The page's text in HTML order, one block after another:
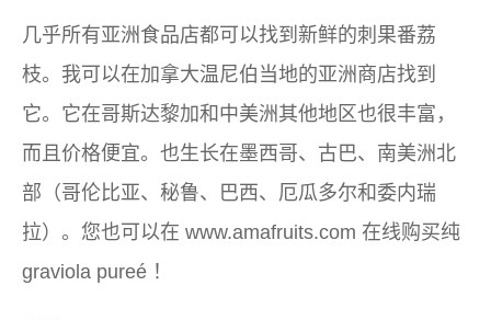
几乎所有亚洲食品店都可以找到新鲜的刺果番荔
枝。我可以在加拿大温尼伯当地的亚洲商店找到
它。它在哥斯达黎加和中美洲其他地区也很丰富，
而且价格便宜。也生长在墨西哥、古巴、南美洲北
部（哥伦比亚、秘鲁、巴西、厄瓜多尔和委内瑞
拉）。您也可以在 www.amafruits.com 在线购买纯
graviola pureé ！